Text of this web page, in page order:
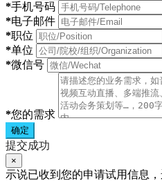
*手机号码
*电子邮件
*职位
*单位
*微信号
*您的需求
确定
提交成功
×
示说已收到您的申请试用信息